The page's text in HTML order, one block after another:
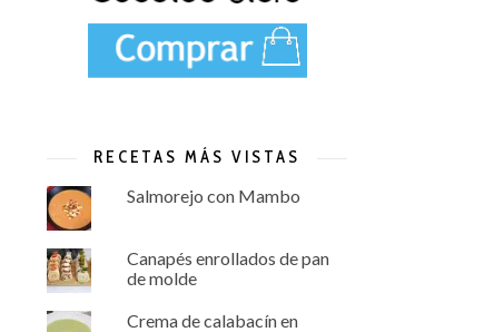
RECETAS MÁS VISTAS
Salmorejo con Mambo
Canapés enrollados de pan
de molde
Crema de calabacín en